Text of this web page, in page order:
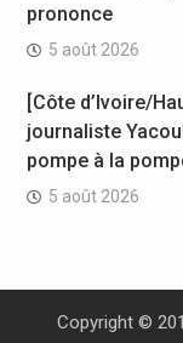
prononce
5 août 2026
[Côte d’Ivoire/
journaliste
pompe à la
5 août 2026
Copyright ©